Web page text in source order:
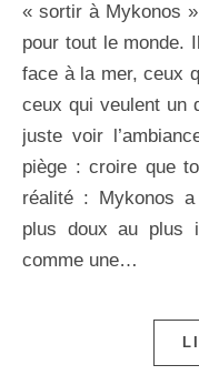
« sortir à Mykonos
pour tout le monde.
face à la mer, ceux
ceux qui veulent un
juste voir
piège : croire que
réalité : Mykonos
plus doux au plus
comme une…